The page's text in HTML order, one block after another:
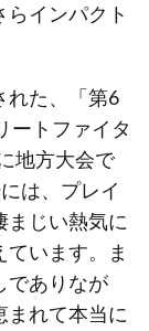
インパクト
れた、「第6
ートファイタ
地方大会で
は、プレイ
まじい熱気に
います。ま
でありなが
まれて本当に